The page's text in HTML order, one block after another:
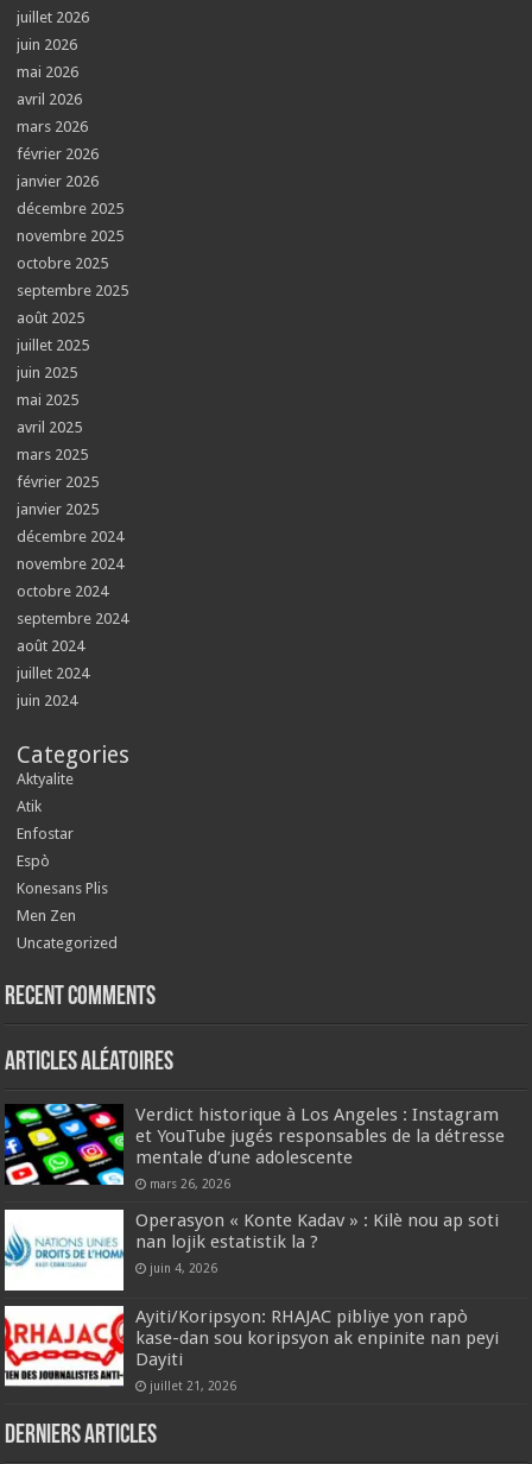
juillet 2026
juin 2026
mai 2026
avril 2026
mars 2026
février 2026
janvier 2026
décembre 2025
novembre 2025
octobre 2025
septembre 2025
août 2025
juillet 2025
juin 2025
mai 2025
avril 2025
mars 2025
février 2025
janvier 2025
décembre 2024
novembre 2024
octobre 2024
septembre 2024
août 2024
juillet 2024
juin 2024
Categories
Aktyalite
Atik
Enfostar
Espò
Konesans Plis
Men Zen
Uncategorized
Recent Comments
Articles aléatoires
Verdict historique à Los Angeles : Instagram
et YouTube jugés responsables de la détresse
mentale d’une adolescente
mars 26, 2026
Operasyon « Konte Kadav » : Kilè nou ap soti
nan lojik estatistik la ?
juin 4, 2026
Ayiti/Koripsyon: RHAJAC pibliye yon rapò
kase-dan sou koripsyon ak enpinite nan peyi
Dayiti
juillet 21, 2026
Derniers articles